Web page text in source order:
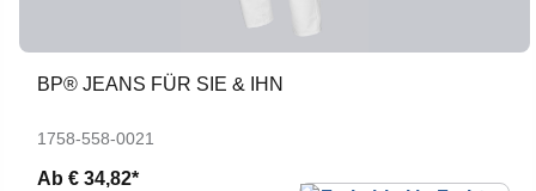
BP® JEANS FÜR SIE & IHN
1758-558-0021
Ab € 34,82*